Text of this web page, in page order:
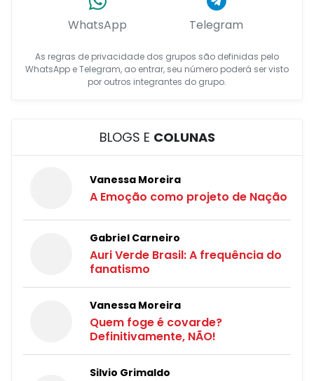
WhatsApp Telegram
As regras de privacidade dos grupos são definidas pelo
WhatsApp e Telegram, ao entrar, seu número poderá ser visto
por outros integrantes do grupo.
BLOGS E COLUNAS
Vanessa Moreira
A Emoção como projeto de Nação
Gabriel Carneiro
Auri Verde Brasil: A frequência do
fanatismo
Vanessa Moreira
Quem foge é covarde?
Definitivamente, NÃO!
Silvio Grimaldo